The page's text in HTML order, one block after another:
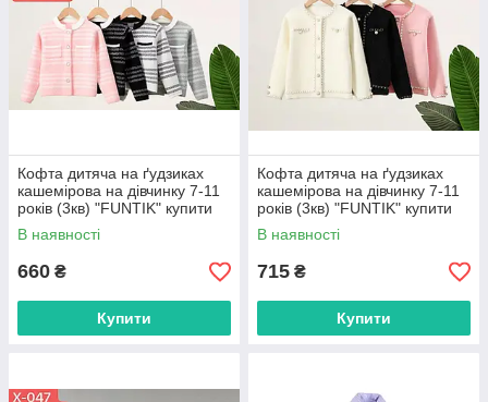
Кофта дитяча на ґудзиках
кашемірова на дівчинку 7-11
років (3кв) "FUNTIK" купити
гуртом в Одесі на 7км
В наявності
660 ₴
Купити
Кофта дитяча на ґудзиках
кашемірова на дівчинку 7-11
років (3кв) "FUNTIK" купити
гуртом в Одесі на 7км
В наявності
715 ₴
Купити